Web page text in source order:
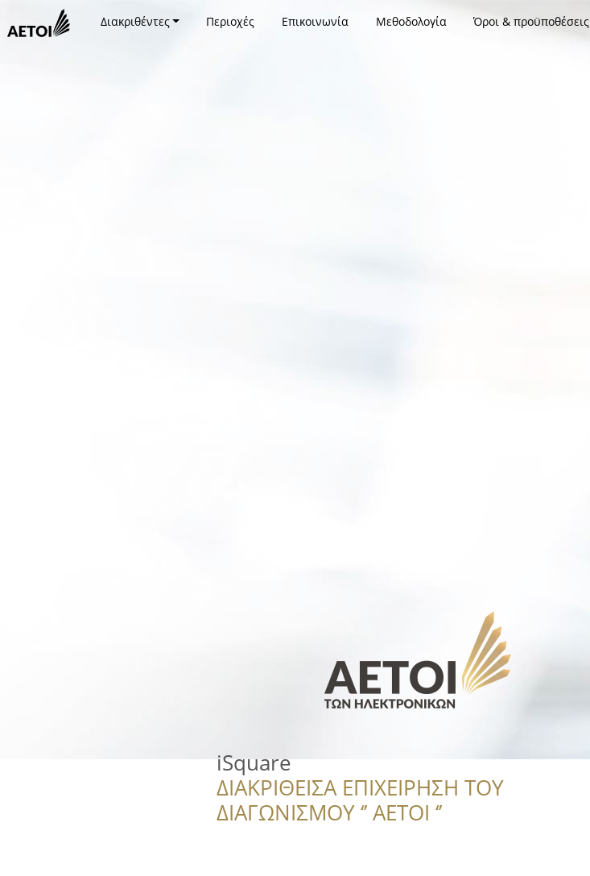
Διακριθέντες Περιοχές Επικοινωνία Μεθοδολογία Όροι & προϋποθέσεις
iSquare
ΔΙΑΚΡΙΘΕΙΣΑ ΕΠΙΧΕΙΡΗΣΗ ΤΟΥ
ΔΙΑΓΩΝΙΣΜΟΥ ‘’ ΑΕΤΟΙ ‘’